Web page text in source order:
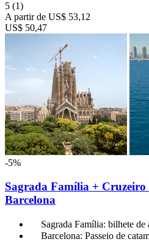
5 (1)
A partir de US$ 53,12
US$ 50,47
-5%
Sagrada Família +
Barcelona
Sagrada Família: bilhete de
Barcelona: Passeio de